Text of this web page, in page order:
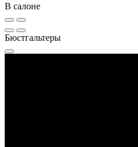
В салоне
Бюстгальтеры